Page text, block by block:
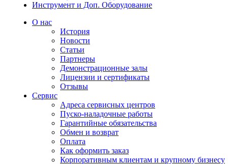
Инструмент и Доп. Оборудование
О нас
История
Новости
Статьи
Партнеры
Демонстрационные залы
Лицензии и сертификаты
Отзывы
Сервис
Адреса сервисных центров
Пуско-наладочные работы
Гарантийные обязательства
Обмен и возврат
Оплата
Как оформить заказ
Корпоративным клиентам и крупному бизнесу